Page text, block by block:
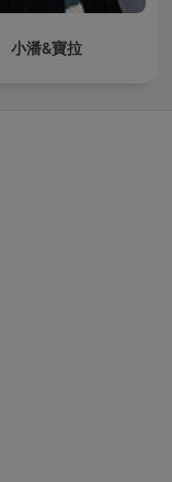
小潘&寶拉